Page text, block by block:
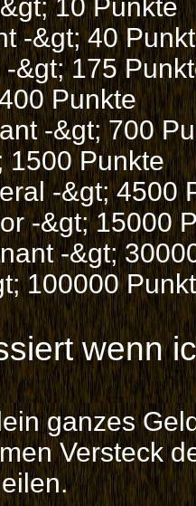
10 Punkte
-&gt; 40
&gt; 175
Punkte
-&gt; 700
1500 Punkte
-&gt; 4500
-&gt; 15000
-&gt;
100000
wenn
ganzes
Versteck